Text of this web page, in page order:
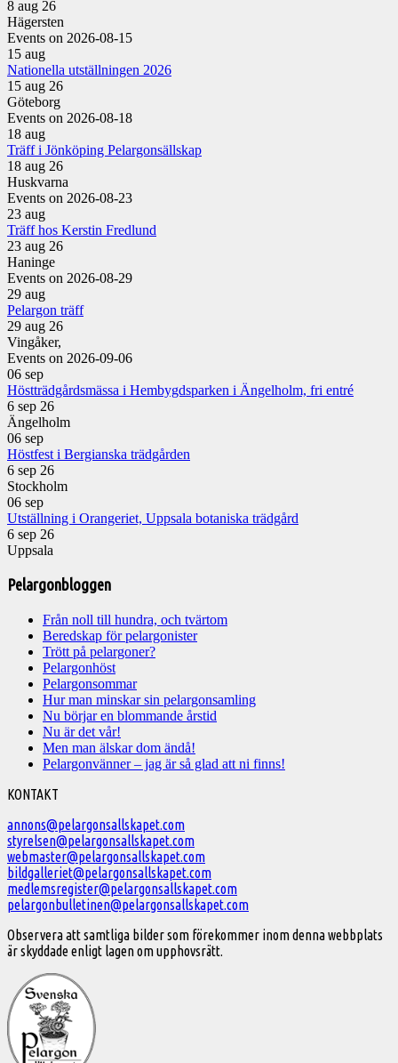
8 aug 26
Hägersten
Events on 2026-08-15
15 aug
Nationella utställningen 2026
15 aug 26
Göteborg
Events on 2026-08-18
18 aug
Träff i Jönköping Pelargonsällskap
18 aug 26
Huskvarna
Events on 2026-08-23
23 aug
Träff hos Kerstin Fredlund
23 aug 26
Haninge
Events on 2026-08-29
29 aug
Pelargon träff
29 aug 26
Vingåker,
Events on 2026-09-06
06 sep
Höstträdgårdsmässa i Hembygdsparken i Ängelholm, fri entré
6 sep 26
Ängelholm
06 sep
Höstfest i Bergianska trädgården
6 sep 26
Stockholm
06 sep
Utställning i Orangeriet, Uppsala botaniska trädgård
6 sep 26
Uppsala
Pelargonbloggen
Från noll till hundra, och tvärtom
Beredskap för pelargonister
Trött på pelargoner?
Pelargonhöst
Pelargonsommar
Hur man minskar sin pelargonsamling
Nu börjar en blommande årstid
Nu är det vår!
Men man älskar dom ändå!
Pelargonvänner – jag är så glad att ni finns!
Välkommen
till
Svenska
Pelargonsällskapet
KONTAKT
annons@pelargonsallskapet.com
styrelsen@pelargonsallskapet.com
webmaster@pelargonsallskapet.com
bildgalleriet@pelargonsallskapet.com
medlemsregister@pelargonsallskapet.com
pelargonbulletinen@pelargonsallskapet.com
Observera att samtliga bilder som förekommer inom denna webbplats
är skyddade enligt lagen om upphovsrätt.